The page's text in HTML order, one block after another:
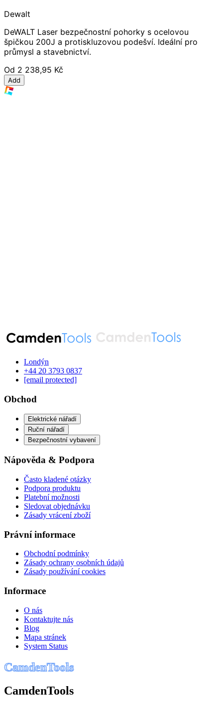
Dewalt
DeWALT Laser bezpečnostní pohorky s ocelovou
špičkou 200J a protiskluzovou podešví. Ideální pro
průmysl a stavebnictví.
Od 2 238,95 Kč
Add
Londýn
‪+44 20 3793 0837‬
[email protected]
Obchod
Elektrické nářadí
Ruční nářadí
Bezpečnostní vybavení
Nápověda & Podpora
Často kladené otázky
Podpora produktu
Platební možnosti
Sledovat objednávku
Zásady vrácení zboží
Právní informace
Obchodní podmínky
Zásady ochrany osobních údajů
Zásady používání cookies
Informace
O nás
Kontaktujte nás
Blog
Mapa stránek
System Status
CamdenTools
CamdenTools